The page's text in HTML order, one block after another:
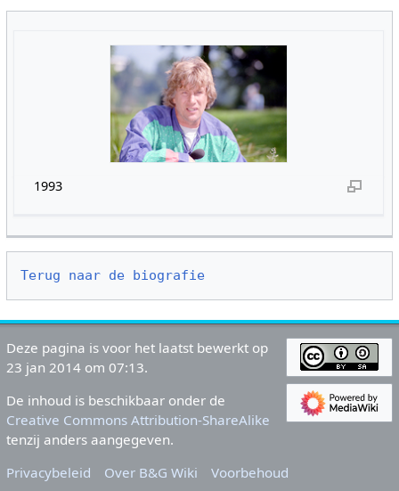
1993
Terug naar de biografie
Deze pagina is voor het laatst bewerkt op
23 jan 2014 om 07:13.
De inhoud is beschikbaar onder de
Creative Commons Attribution-ShareAlike
tenzij anders aangegeven.
Privacybeleid
Over B&G Wiki Voorbehoud